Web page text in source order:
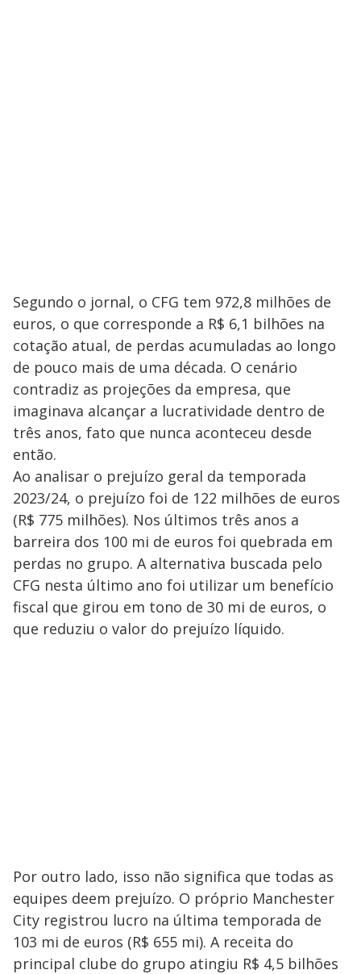
Segundo o jornal, o CFG tem 972,8 milhões de
euros, o que corresponde a R$ 6,1 bilhões na
cotação atual, de perdas acumuladas ao longo
de pouco mais de uma década. O cenário
contradiz as projeções da empresa, que
imaginava alcançar a lucratividade dentro de
três anos, fato que nunca aconteceu desde
então.
Ao analisar o prejuízo geral da temporada
2023/24, o prejuízo foi de 122 milhões de euros
(R$ 775 milhões). Nos últimos três anos a
barreira dos 100 mi de euros foi quebrada em
perdas no grupo. A alternativa buscada pelo
CFG nesta último ano foi utilizar um benefício
fiscal que girou em tono de 30 mi de euros, o
que reduziu o valor do prejuízo líquido.
Por outro lado, isso não significa que todas as
equipes deem prejuízo. O próprio Manchester
City registrou lucro na última temporada de
103 mi de euros (R$ 655 mi). A receita do
principal clube do grupo atingiu R$ 4,5 bilhões